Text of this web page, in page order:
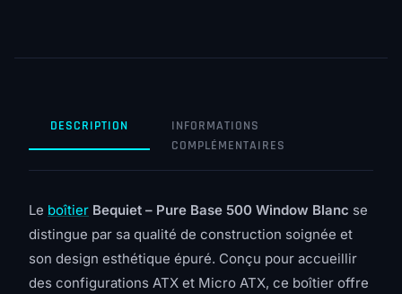
DESCRIPTION
INFORMATIONS
COMPLÉMENTAIRES
Le boîtier Bequiet – Pure Base 500 Window Blanc se
distingue par sa qualité de construction soignée et
son design esthétique épuré. Conçu pour accueillir
des configurations ATX et Micro ATX, ce boîtier offre